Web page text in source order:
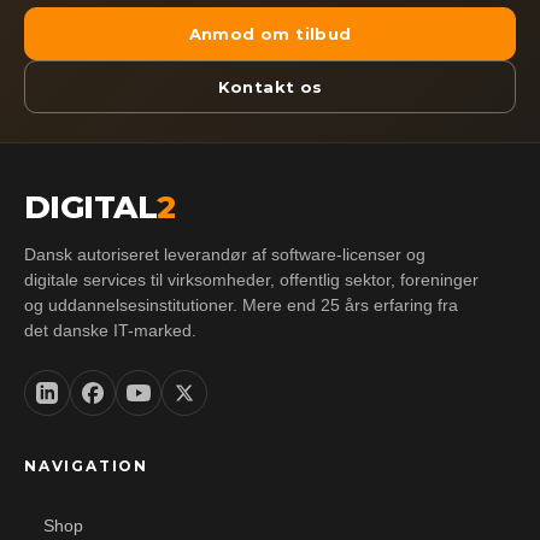
Anmod om tilbud
Kontakt os
DIGITAL2
Dansk autoriseret leverandør af software-licenser og
digitale services til virksomheder, offentlig sektor, foreninger
og uddannelsesinstitutioner. Mere end 25 års erfaring fra
det danske IT-marked.
NAVIGATION
Shop